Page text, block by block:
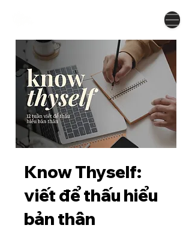
Know Thyself:
viết để thấu hiểu
bản thân